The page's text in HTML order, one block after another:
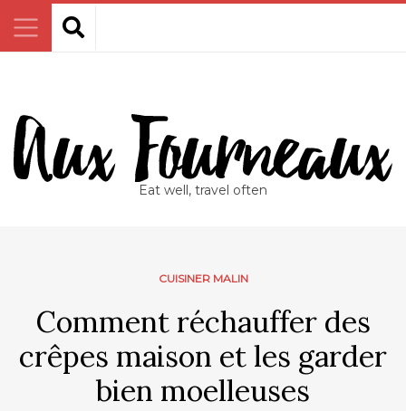
Eat well, travel often
CUISINER MALIN
Comment réchauffer des
crêpes maison et les garder
bien moelleuses